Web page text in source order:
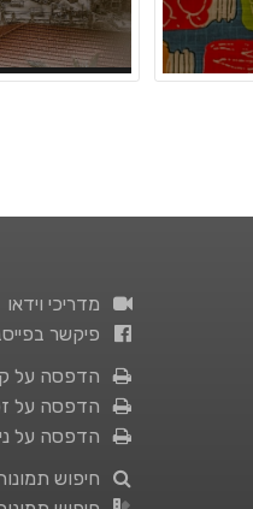
מדריכי וידאו
פיקשר
הדפסה על
הדפסה על
הדפסה על
חיפוש